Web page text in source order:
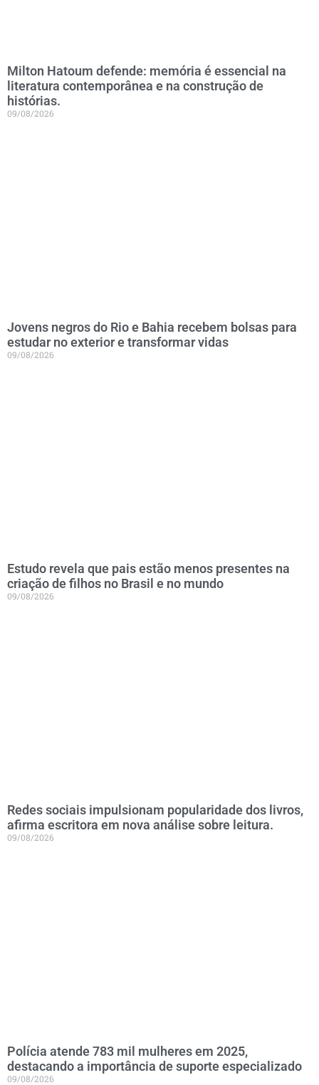
Milton Hatoum defende: memória é essencial na
literatura contemporânea e na construção de
histórias.
09/08/2026
Jovens negros do Rio e Bahia recebem bolsas para
estudar no exterior e transformar vidas
09/08/2026
Estudo revela que pais estão menos presentes na
criação de filhos no Brasil e no mundo
09/08/2026
Redes sociais impulsionam popularidade dos livros,
afirma escritora em nova análise sobre leitura.
09/08/2026
Polícia atende 783 mil mulheres em 2025,
destacando a importância de suporte especializado
09/08/2026